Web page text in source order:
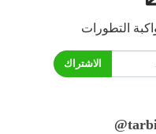
التطورات
الاشتراك